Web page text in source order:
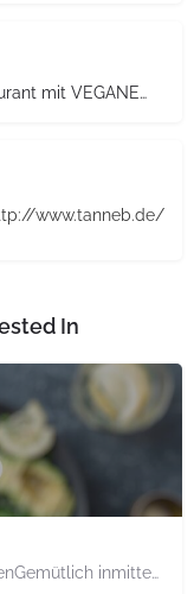
Restaurant mit VEGANEN Speisen
www.tanneb.de/
In
ein Dorftreff mit Gastraum und BiergartenGemütlich inmitten unserem idyllischen Trais Münzenberg, entlang…